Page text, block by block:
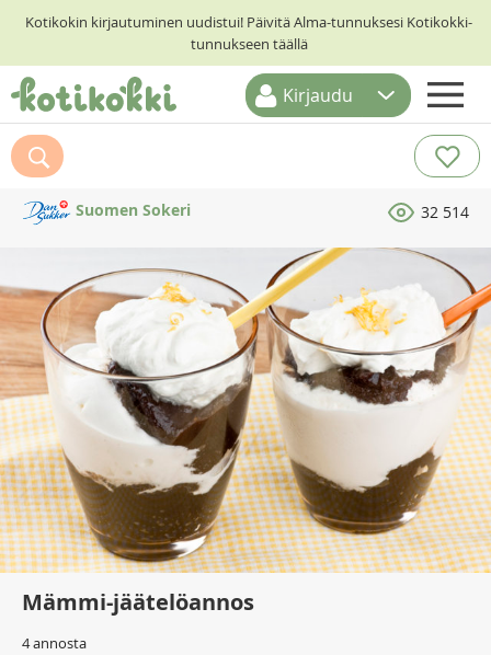
Kotikokin kirjautuminen uudistui! Päivitä Alma-tunnuksesi Kotikokki-
tunnukseen täällä
ETUSIVU
RESEPTIHAKU
RUOKATEEMAT
KESKUSTELUT
KOTIKOKIT
Kirjaudu
Suomen Sokeri 32 514
Mämmi-jäätelöannos
4 annosta